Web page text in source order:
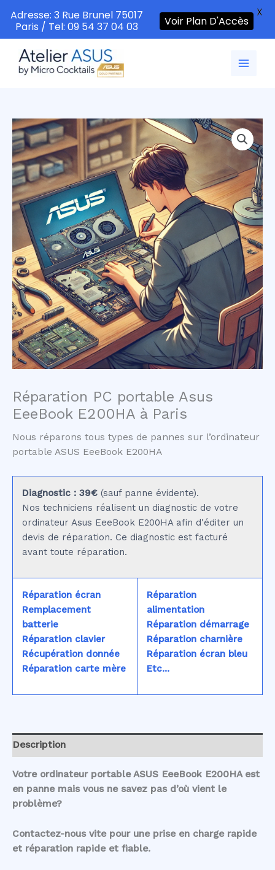
contenu
Réparation PC portable Asus
EeeBook E200HA à Paris
Nous réparons tous types de pannes sur l’ordinateur
portable ASUS EeeBook E200HA
Diagnostic : 39€ (sauf panne évidente).
Nos techniciens réalisent un diagnostic de votre
ordinateur Asus EeeBook E200HA afin d'éditer un
devis de réparation. Ce diagnostic est facturé
avant toute réparation.
Réparation écran
Remplacement
batterie
Réparation clavier
Récupération donnée
Réparation carte mère
Réparation
alimentation
Réparation démarrage
Réparation charnière
Réparation écran bleu
Etc...
Description
Votre ordinateur portable ASUS EeeBook E200HA est
en panne mais vous ne savez pas d’où vient le
problème?
Contactez-nous vite pour une prise en charge rapide
et réparation rapide et fiable.
Adresse: 3 Rue Brunel 75017
Paris / Tel: 09 54 37 04 03
Voir Plan D'Accès
X